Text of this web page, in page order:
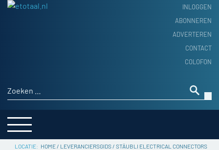
INLOGGEN
ABONNEREN
ADVERTEREN
CONTACT
COLOFON
Zoeken naar:
LEVERANCIERSGIDS
SERVICE
HOME/ LEVERANCIERSGIDS/ STÄUBLI ELECTRICAL CONNECTORS